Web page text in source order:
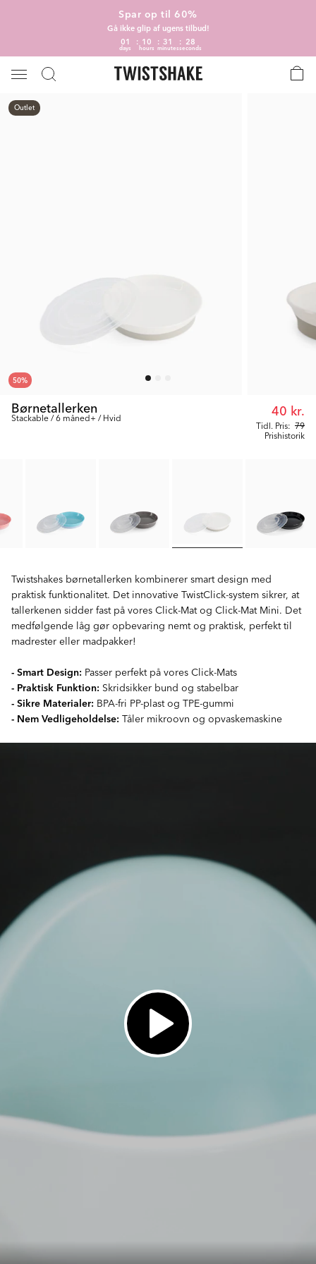
Spar op til 60%
Gå ikke glip af ugens tilbud!
01
days
10
hours
31
minutes
28
seconds
Outlet
50%
Børnetallerken
Stackable / 6 måned+ / Hvid
Tidl. Pris: 79
40 kr.
Prishistorik
Twistshakes børnetallerken kombinerer smart design med
praktisk funktionalitet. Det innovative TwistClick-system sikrer, at
tallerkenen sidder fast på vores Click-Mat og Click-Mat Mini. Det
medfølgende låg gør opbevaring nemt og praktisk, perfekt til
madrester eller madpakker!
- Smart Design: Passer perfekt på vores Click-Mats
- Praktisk Funktion: Skridsikker bund og stabelbar
- Sikre Materialer: BPA-fri PP-plast og TPE-gummi
- Nem Vedligeholdelse: Tåler mikroovn og opvaskemaskine